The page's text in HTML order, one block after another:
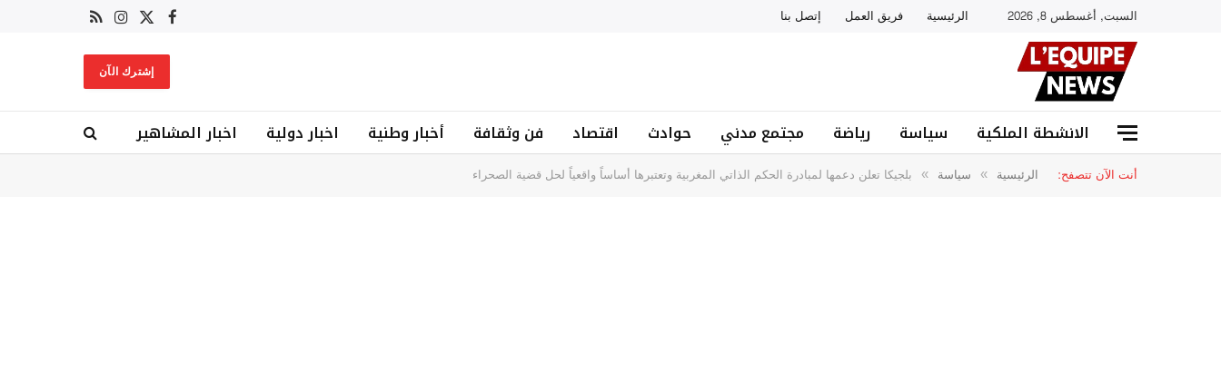
السبت, أغسطس 8, 2026 الرئيسية فريق العمل إتصل بنا فيسبوك
X
الانستغرام
RSS
إشترك الآن
الانشطة الملكية سياسة رياضة مجتمع مدني حوادث اقتصاد فن وثقافة أخبار وطنية اخبار دولية اخبار المشاهير
أنت الآن تتصفح: الرئيسية » سياسة » بلجيكا تعلن دعمها لمبادرة الحكم الذاتي المغربية وتعتبرها أساساً واقعياً لحل قضية الصحراء